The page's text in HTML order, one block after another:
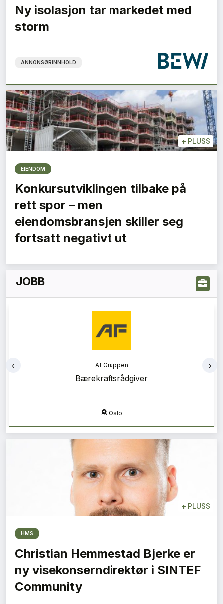
Byggenæringens Klimakonferanse 2026
Ny isolasjon tar markedet med
storm
ANNONSØRINNHOLD
+ PLUSS
EIENDOM
Konkursutviklingen tilbake på
rett spor – men
eiendomsbransjen skiller seg
fortsatt negativt ut
JOBB
Af Gruppen
Bærekraftsrådgiver
Oslo
‹ ›
+ PLUSS
HMS
Christian Hemmestad Bjerke er
ny visekonserndirektør i SINTEF
Community